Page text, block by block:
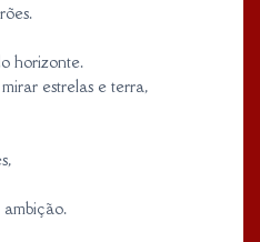
horizonte.
estrelas e terra,
ambição.